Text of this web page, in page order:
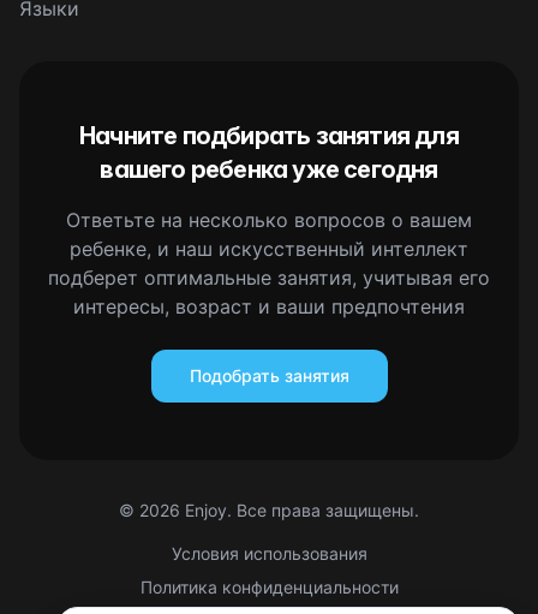
Языки
Начните подбирать занятия для
вашего ребенка уже сегодня
Ответьте на несколько вопросов о вашем
ребенке, и наш искусственный интеллект
подберет оптимальные занятия, учитывая его
интересы, возраст и ваши предпочтения
Подобрать занятия
© 2026 Enjoy. Все права защищены.
Условия использования
Политика конфиденциальности